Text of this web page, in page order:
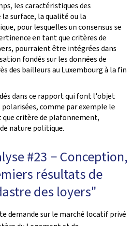
les caractéristiques des
surface, la qualité ou la
pour lesquelles un consensus se
en tant que critères de
pourraient être intégrées dans
fondés sur les données de
des bailleurs au Luxembourg à la fin
dans ce rapport qui font l'objet
comme par exemple le
critère de plafonnement,
nature politique.
#23 − Conception,
résultats de
des loyers"
demande sur le marché locatif privé